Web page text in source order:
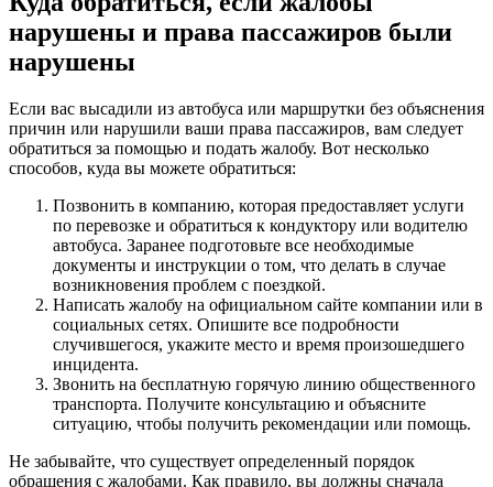
нарушены и права пассажиров были
нарушены
Если вас высадили из автобуса или маршрутки без объяснения
причин или нарушили ваши права пассажиров, вам следует
обратиться за помощью и подать жалобу. Вот несколько
способов, куда вы можете обратиться:
Позвонить в компанию, которая предоставляет услуги
по перевозке и обратиться к кондуктору или водителю
автобуса. Заранее подготовьте все необходимые
документы и инструкции о том, что делать в случае
возникновения проблем с поездкой.
Написать жалобу на официальном сайте компании или в
социальных сетях. Опишите все подробности
случившегося, укажите место и время произошедшего
инцидента.
Звонить на бесплатную горячую линию общественного
транспорта. Получите консультацию и объясните
ситуацию, чтобы получить рекомендации или помощь.
Не забывайте, что существует определенный порядок
обращения с жалобами. Как правило, вы должны сначала